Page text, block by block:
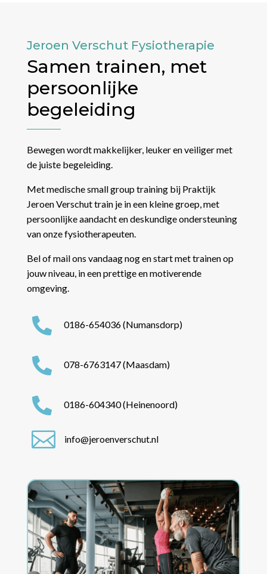
Jeroen Verschut Fysiotherapie
Samen trainen, met
persoonlijke
begeleiding
Bewegen wordt makkelijker, leuker en veiliger met
de juiste begeleiding.
Met medische small group training bij Praktijk
Jeroen Verschut train je in een kleine groep, met
persoonlijke aandacht en deskundige ondersteuning
van onze fysiotherapeuten.
Bel of mail ons vandaag nog en start met trainen op
jouw niveau, in een prettige en motiverende
omgeving.
 0186-654036 (Numansdorp)
 078-6763147 (Maasdam)
 0186-604340 (Heinenoord)
 info@jeroenverschut.nl